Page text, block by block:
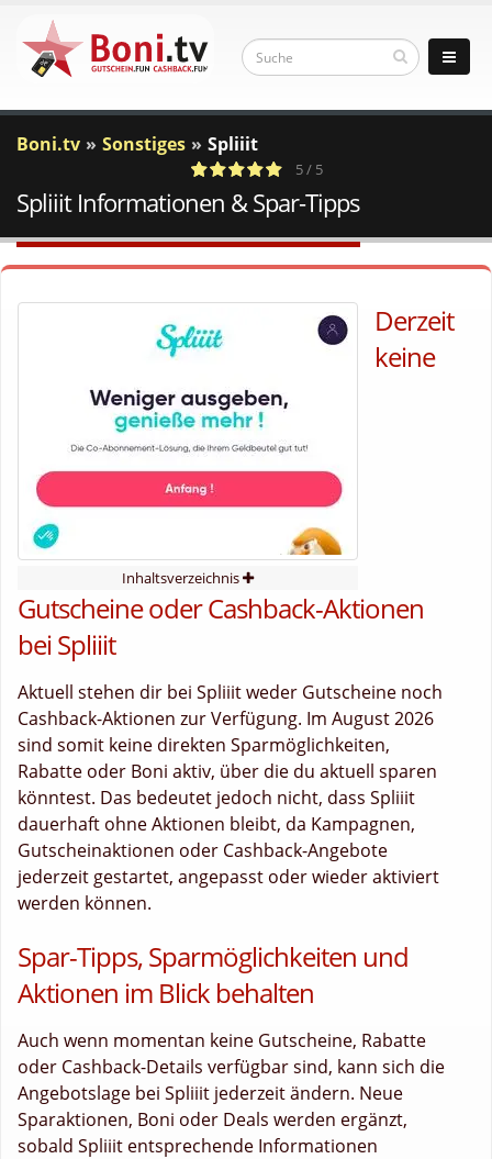
Boni.tv Sonstiges Spliiit
a
c
1 Votes
5 / 5
Spliiit Informationen & Spar-Tipps
Inhaltsverzeichnis
Derzeit
keine
Gutscheine oder Cashback-Aktionen
bei Spliiit
Aktuell stehen dir bei Spliiit weder Gutscheine noch
Cashback-Aktionen zur Verfügung. Im August 2026
sind somit keine direkten Sparmöglichkeiten,
Rabatte oder Boni aktiv, über die du aktuell sparen
könntest. Das bedeutet jedoch nicht, dass Spliiit
dauerhaft ohne Aktionen bleibt, da Kampagnen,
Gutscheinaktionen oder Cashback-Angebote
jederzeit gestartet, angepasst oder wieder aktiviert
werden können.
Spar-Tipps, Sparmöglichkeiten und
Aktionen im Blick behalten
Auch wenn momentan keine Gutscheine, Rabatte
oder Cashback-Details verfügbar sind, kann sich die
Angebotslage bei Spliiit jederzeit ändern. Neue
Sparaktionen, Boni oder Deals werden ergänzt,
sobald Spliiit entsprechende Informationen